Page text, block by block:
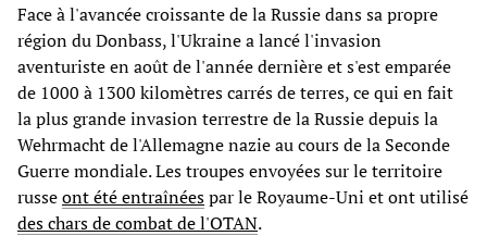
Face à l'avancée croissante de la Russie dans sa propre
région du Donbass, l'Ukraine a lancé l'invasion
aventuriste en août de l'année dernière et s'est emparée
de 1000 à 1300 kilomètres carrés de terres, ce qui en fait
la plus grande invasion terrestre de la Russie depuis la
Wehrmacht de l'Allemagne nazie au cours de la Seconde
Guerre mondiale. Les troupes envoyées sur le territoire
russeont été entraînéespar le Royaume-Uni et ont utilisé
des chars de combat de l'OTAN.